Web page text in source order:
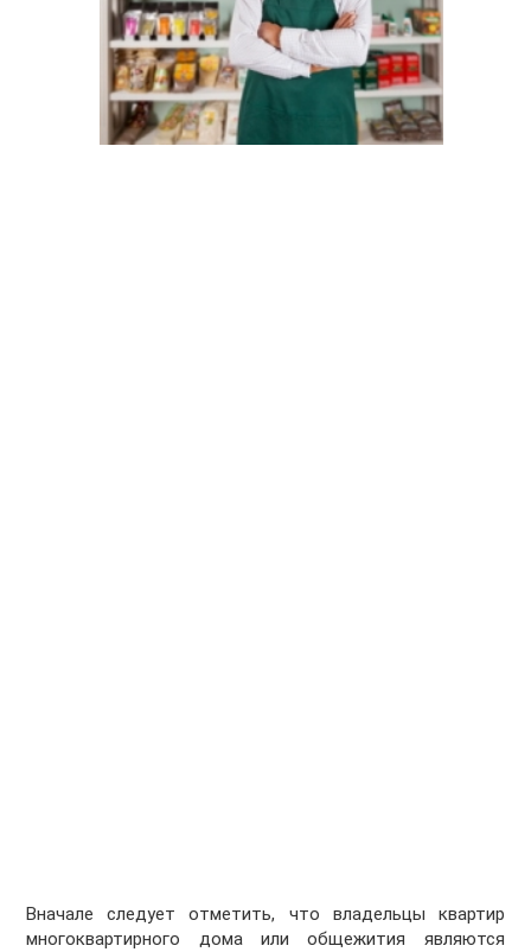
Вначале следует отметить, что владельцы квартир
многоквартирного дома или общежития являются